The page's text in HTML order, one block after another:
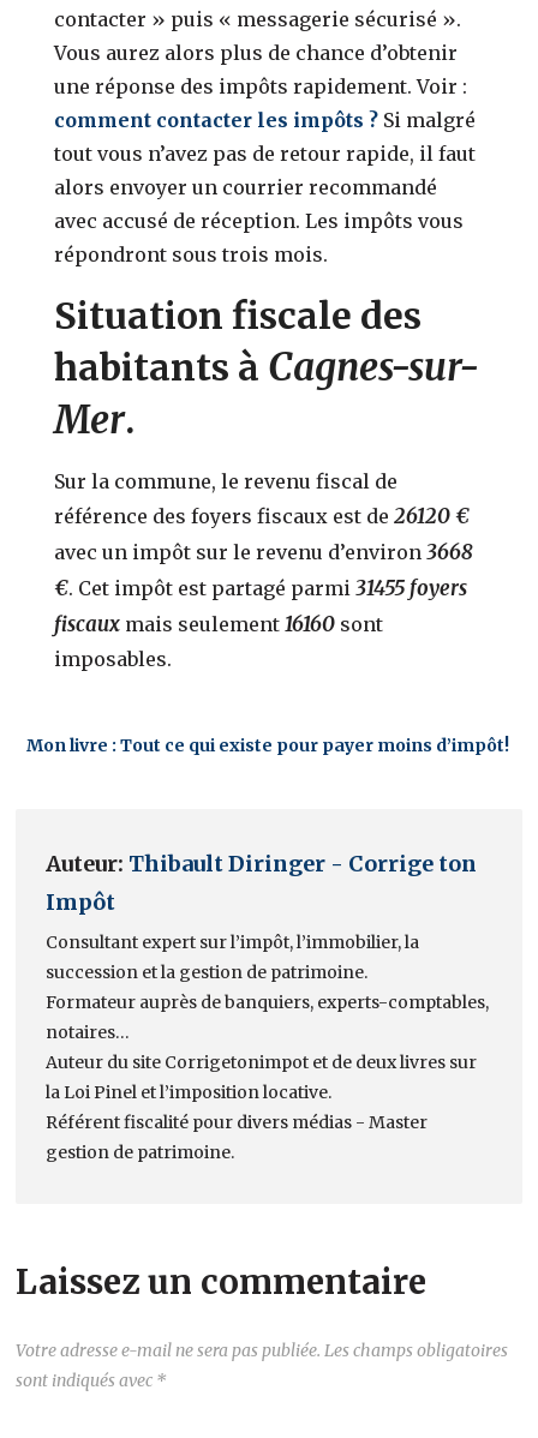
contacter » puis « messagerie sécurisé ».
Vous aurez alors plus de chance d’obtenir
une réponse des impôts rapidement. Voir :
comment contacter les impôts ? Si malgré
tout vous n’avez pas de retour rapide, il faut
alors envoyer un courrier recommandé
avec accusé de réception. Les impôts vous
répondront sous trois mois.
Situation fiscale des
habitants à Cagnes-sur-
Mer.
Sur la commune, le revenu fiscal de
référence des foyers fiscaux est de26120 €
avec un impôt sur le revenu d’environ 3668
€. Cet impôt est partagé parmi 31455 foyers
fiscaux mais seulement 16160 sont
imposables.
Mon livre : Tout ce qui existe pour payer moins d’impôt!
Auteur: Thibault Diringer - Corrige ton
Impôt
Consultant expert sur l’impôt, l’immobilier, la
succession et la gestion de patrimoine.
Formateur auprès de banquiers, experts-comptables,
notaires…
Auteur du site Corrigetonimpot et de deux livres sur
la Loi Pinel et l’imposition locative.
Référent fiscalité pour divers médias - Master
gestion de patrimoine.
Laissez un commentaire
Votre adresse e-mail ne sera pas publiée. Les champs obligatoires
sont indiqués avec *